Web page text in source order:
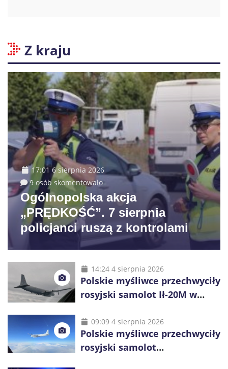
Z kraju
17:01 6 sierpnia 2026
9 osób skomentowało
Ogólnopolska akcja
„PRĘDKOŚĆ”. 7 sierpnia
policjanci ruszą z kontrolami
14:24 4 sierpnia 2026
Polskie myśliwce przechwyciły
rosyjski samolot Ił-20M w
09:09 4 sierpnia 2026
Polskie myśliwce przechwyciły
rosyjski samolot